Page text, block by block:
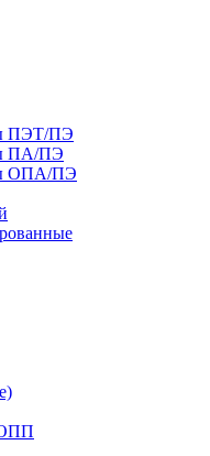
ПЭТ/ПЭ
ПА/ПЭ
ОПА/ПЭ